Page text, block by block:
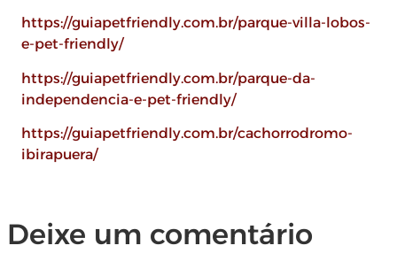
https://guiapetfriendly.com.br/parque-villa-lobos-
e-pet-friendly/
https://guiapetfriendly.com.br/parque-da-
independencia-e-pet-friendly/
https://guiapetfriendly.com.br/cachorrodromo-
ibirapuera/
Deixe um comentário